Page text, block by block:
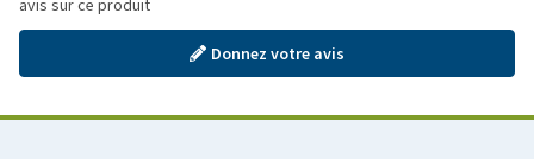
avis sur ce produit
Donnez votre avis